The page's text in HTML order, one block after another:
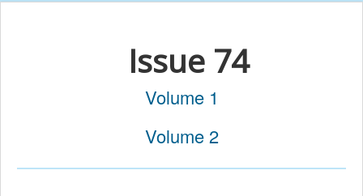
Issue 74
Volume 1
Volume 2